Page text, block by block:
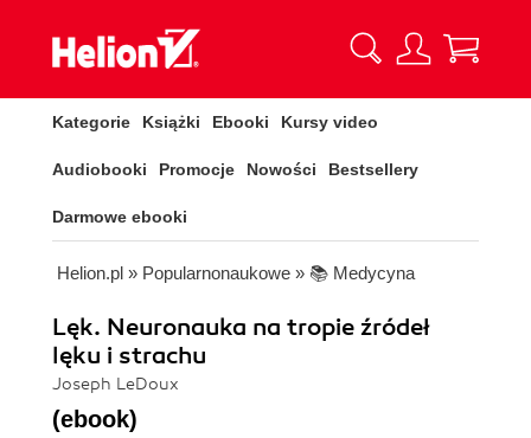
Kategorie Książki Ebooki Kursy video
Audiobooki Promocje Nowości Bestsellery
Darmowe ebooki
Helion.pl » Popularnonaukowe » 📚 Medycyna
Lęk. Neuronauka na tropie źródeł
lęku i strachu
Joseph LeDoux
(ebook)